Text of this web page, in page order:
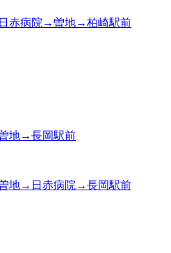
赤病院→曽地→柏崎駅前
地→長岡駅前
地→日赤病院→長岡駅前